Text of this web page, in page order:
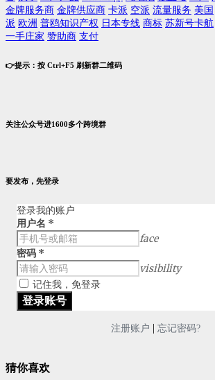
金牌服务商 金牌供应商 卡派 空派 流量服务 美国
派 欧洲 普鸥知识产权 日本专线 商标 苏新号卡航
一手庄家 赞助商 支付
👉提示：按 Ctrl+F5 刷新群二维码
关注公众号进1600多个跨境群
要发布，先登录
登录我的账户
用户名 *
face
密码 *
visibility
记住我，免登录
注册账户 | 忘记密码?
猜你喜欢